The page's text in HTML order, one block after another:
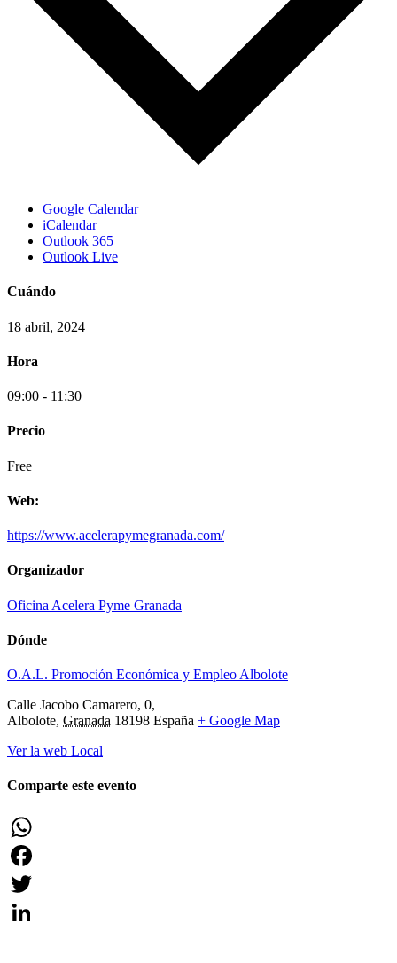
Google Calendar
iCalendar
Outlook 365
Outlook Live
Cuándo
18 abril, 2024
Hora
09:00 - 11:30
Precio
Free
Web:
https://www.acelerapymegranada.com/
Organizador
Oficina Acelera Pyme Granada
Dónde
O.A.L. Promoción Económica y Empleo Albolote
Calle Jacobo Camarero, 0,
Albolote, Granada 18198 España + Google Map
Ver la web Local
Comparte este evento
WhatsApp
Facebook
Twitter